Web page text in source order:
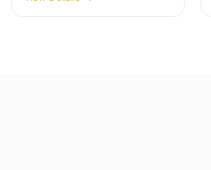
instalații industriale,